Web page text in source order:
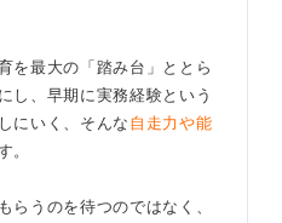
を最大の「踏み台」ととら
し、早期に実務経験という
にいく、そんな 自走力や能
。
らうのを待つのではなく、